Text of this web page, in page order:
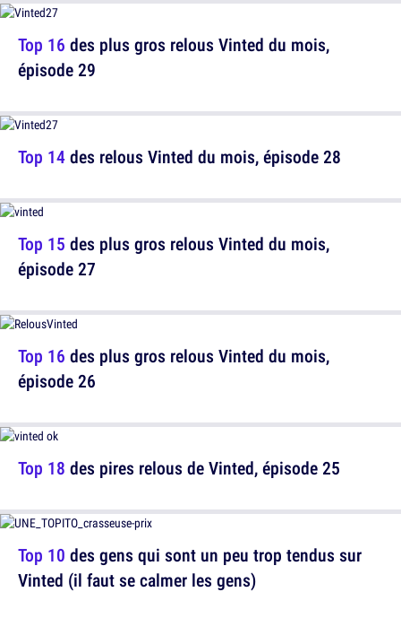
Top 16 des plus gros relous Vinted du mois,
épisode 29
Top 15 des plus gros relous Vinted du mois,
épisode 27
Top 18 des pires relous de Vinted, épisode 25
Top 14des relous Vinted du mois, épisode 28
Top 16 des plus gros relous Vinted du mois,
épisode 26
Top 10 des gens qui sont un peu trop tendus sur
Vinted (il faut se calmer les gens)